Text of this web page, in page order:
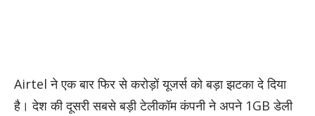
Airtel ने एक बार फिर से करोड़ों यूजर्स को बड़ा झटका दे दिया
है। देश की दूसरी सबसे बड़ी टेलीकॉम कंपनी ने अपने 1GB डेली